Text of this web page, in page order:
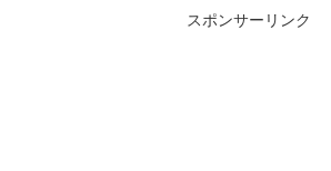
スポンサーリンク